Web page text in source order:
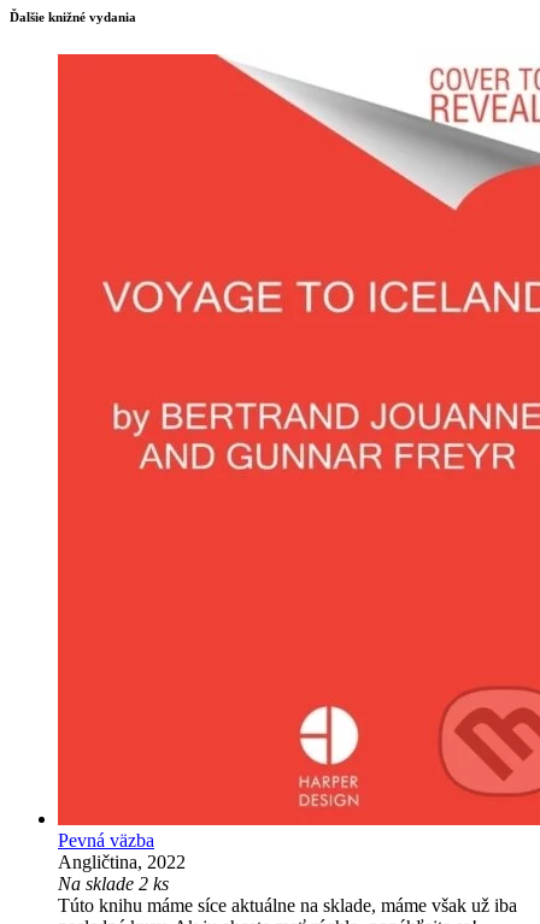
Ďalšie knižné vydania
Pevná väzba
Angličtina, 2022
Na sklade 2 ks
Túto knihu máme síce aktuálne na sklade, máme však už iba